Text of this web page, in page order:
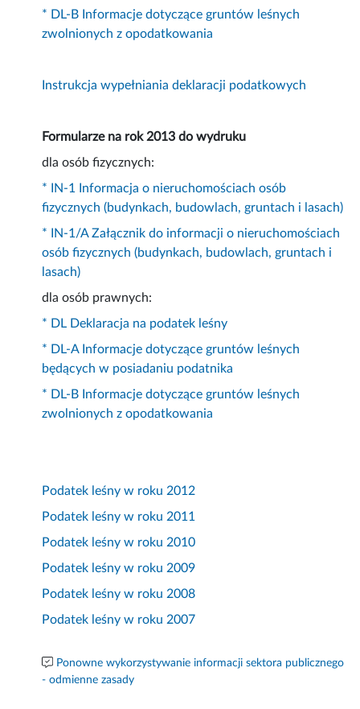
* DL-B Informacje dotyczące gruntów leśnych
zwolnionych z opodatkowania
Instrukcja wypełniania deklaracji podatkowych
Formularze na rok 2013 do wydruku
dla osób fizycznych:
* IN-1 Informacja o nieruchomościach osób
fizycznych (budynkach, budowlach, gruntach i lasach)
* IN-1/A Załącznik do informacji o nieruchomościach
osób fizycznych (budynkach, budowlach, gruntach i
lasach)
dla osób prawnych:
* DL Deklaracja na podatek leśny
* DL-A Informacje dotyczące gruntów leśnych
będących w posiadaniu podatnika
* DL-B Informacje dotyczące gruntów leśnych
zwolnionych z opodatkowania
Podatek leśny w roku 2012
Podatek leśny w roku 2011
Podatek leśny w roku 2010
Podatek leśny w roku 2009
Podatek leśny w roku 2008
Podatek leśny w roku 2007
Ponowne wykorzystywanie informacji sektora publicznego
- odmienne zasady